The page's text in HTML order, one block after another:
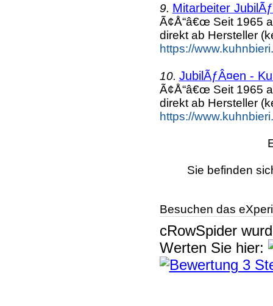
9. Mitarbeiter
Ã¢Å“â€œ Seit 1965
direkt ab Hersteller
https://
10. JubilÃƒÂ¤en -
Ã¢Å“â€œ Seit 1965
direkt ab Hersteller
https://
Sie befinden
Besuchen das
cRowSpider
Werten Sie hier: